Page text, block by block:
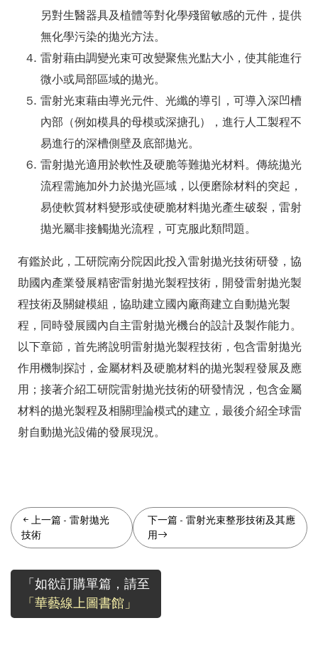
另對生醫器具及植體等對化學殘留敏感的元件，提供
無化學污染的拋光方法。
雷射藉由調變光束可改變聚焦光點大小，使其能進行
微小或局部區域的拋光。
雷射光束藉由導光元件、光纖的導引，可導入深凹槽
內部（例如模具的母模或深搪孔），進行人工製程不
易進行的深槽側壁及底部拋光。
雷射拋光適用於軟性及硬脆等難拋光材料。傳統拋光
流程需施加外力於拋光區域，以便磨除材料的突起，
易使軟質材料變形或使硬脆材料拋光產生破裂，雷射
拋光屬非接觸拋光流程，可克服此類問題。
有鑑於此，工研院南分院因此投入雷射拋光技術研發，協
助國內產業發展精密雷射拋光製程技術，開發雷射拋光製
程技術及關鍵模組，協助建立國內廠商建立自動拋光製
程，同時發展國內自主雷射拋光機台的設計及製作能力。
以下章節，首先將說明雷射拋光製程技術，包含雷射拋光
作用機制探討，金屬材料及硬脆材料的拋光製程發展及應
用；接著介紹工研院雷射拋光技術的研發情況，包含金屬
材料的拋光製程及相關理論模式的建立，最後介紹全球雷
射自動拋光設備的發展現況。
上一篇 - 雷射拋光
技術
下一篇- 雷射光束整形技術及其應
用
「如欲訂購單篇，請至
「華藝線上圖書館」